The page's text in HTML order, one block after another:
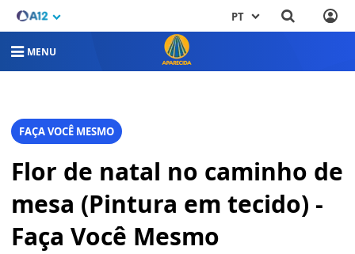
PT
MENU
FAÇA VOCÊ MESMO
Flor de natal no caminho de
mesa (Pintura em tecido) -
Faça Você Mesmo